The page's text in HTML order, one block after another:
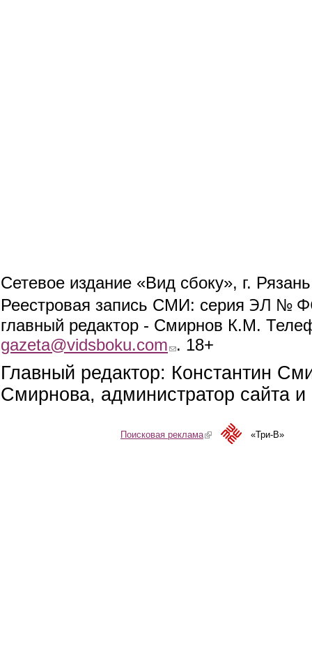
Сетевое издание «Вид сбоку», г.
Реестровая запись СМИ: серия ЭЛ №
главный редактор - Смирнов К.М.
gazeta@vidsboku.com (link sends e-mail)
. 18+
Главный редактор: Константин
Смирнова, администратор сайта
Поисковая реклама(link is external)«Три-В»